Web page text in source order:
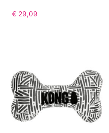
€ 29,09